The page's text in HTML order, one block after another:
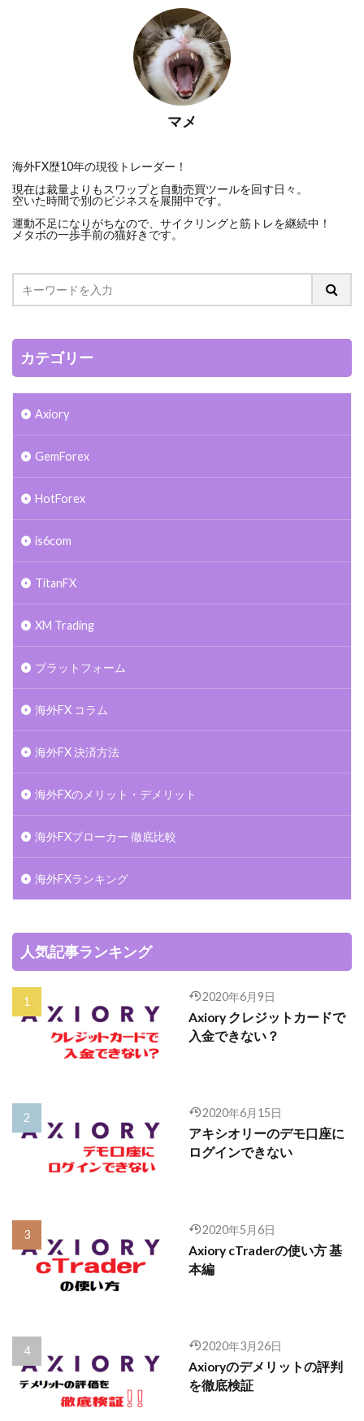
マメ
海外FX歴10年の現役トレーダー！
現在は裁量よりもスワップと自動売買ツールを回す日々。
空いた時間で別のビジネスを展開中です。
運動不足になりがちなので、サイクリングと筋トレを継続中！
メタボの一歩手前の猫好きです。
カテゴリー
Axiory
GemForex
HotForex
is6com
TitanFX
XM Trading
プラットフォーム
海外FX コラム
海外FX 決済方法
海外FXのメリット・デメリット
海外FXブローカー 徹底比較
海外FXランキング
人気記事ランキング
2020年6月9日
Axiory クレジットカードで
入金できない？
2020年6月15日
アキシオリーのデモ口座に
ログインできない
2020年5月6日
Axiory cTraderの使い方 基
本編
2020年3月26日
Axioryのデメリットの評判
を徹底検証